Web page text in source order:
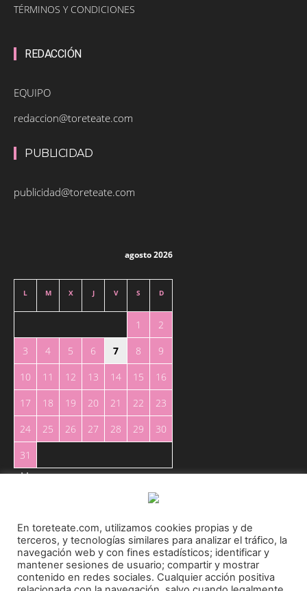
TÉRMINOS Y CONDICIONES
REDACCIÓN
EQUIPO
redaccion@toreteate.com
PUBLICIDAD
publicidad@toreteate.com
agosto 2026
L M X J V S D
1
2
3
4 5 6 7 8
9
10
11 12 13 14 15
16
17
18 19 20 21 22
23
24
25 26 27 28 29
30
31
« May
Toreteate Ⓒ 2023. Todos los derechos reservados
En toreteate.com, utilizamos cookies propias y de
terceros, y tecnologías similares para analizar el tráfico, la
navegación web y con fines estadísticos; identificar y
mantener sesiones de usuario; compartir y mostrar
contenido en redes sociales. Cualquier acción positiva